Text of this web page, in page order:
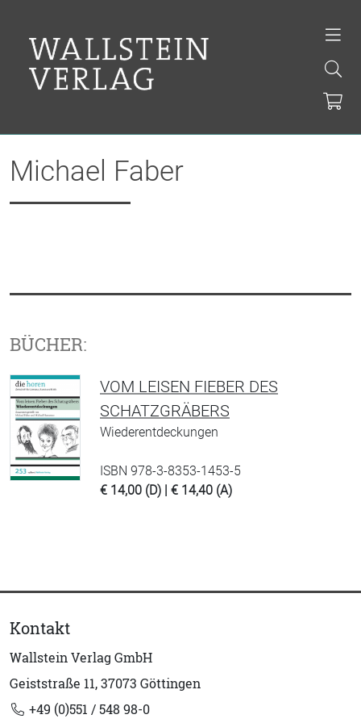
Michael Faber
BÜCHER:
VOM LEISEN FIEBER DES
SCHATZGRÄBERS
Wiederentdeckungen
ISBN 978-3-8353-1453-5
€ 14,00 (D) | € 14,40 (A)
Kontakt
Wallstein Verlag GmbH
Geiststraße 11, 37073 Göttingen
+49 (0)551 / 548 98-0